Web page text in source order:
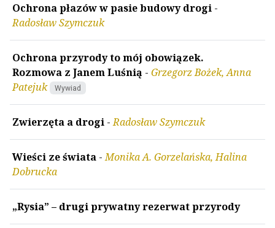
Ochrona płazów w pasie budowy drogi -
Radosław Szymczuk
Ochrona przyrody to mój obowiązek.
Rozmowa z Janem Luśnią - Grzegorz Bożek, Anna
Patejuk
Wywiad
Zwierzęta a drogi -Radosław Szymczuk
Wieści ze świata -Monika A. Gorzelańska, Halina
Dobrucka
„Rysia” – drugi prywatny rezerwat przyrody